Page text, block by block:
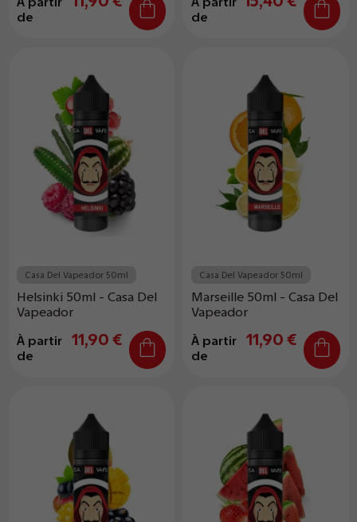
de
de
Casa Del Vapeador 50ml
Helsinki 50ml - Casa Del
Vapeador
À partir
de
11,90 €
Casa Del Vapeador 50ml
Marseille 50ml - Casa Del
Vapeador
À partir
de
11,90 €